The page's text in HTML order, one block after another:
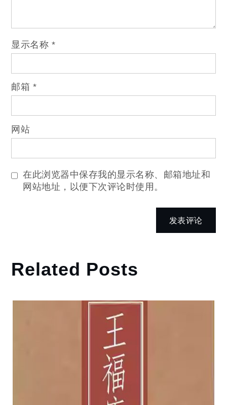
显示名称 *
邮箱 *
网站
在此浏览器中保存我的显示名称、邮箱地址和
网站地址，以便下次评论时使用。
Related Posts